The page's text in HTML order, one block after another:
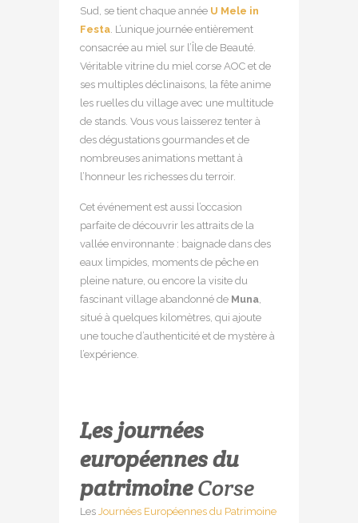
Sud, se tient chaque année U Mele in
Festa. L’unique journée entièrement
consacrée au miel sur l’Île de Beauté.
Véritable vitrine du miel corse AOC et de
ses multiples déclinaisons, la fête anime
les ruelles du village avec une multitude
de stands. Vous vous laisserez tenter à
des dégustations gourmandes et de
nombreuses animations mettant à
l’honneur les richesses du terroir.
Cet événement est aussi l’occasion
parfaite de découvrir les attraits de la
vallée environnante : baignade dans des
eaux limpides, moments de pêche en
pleine nature, ou encore la visite du
fascinant village abandonné de Muna,
situé à quelques kilomètres, qui ajoute
une touche d’authenticité et de mystère à
l’expérience.
Les journées
européennes du
patrimoineCorse
Les Journées Européennes du Patrimoine